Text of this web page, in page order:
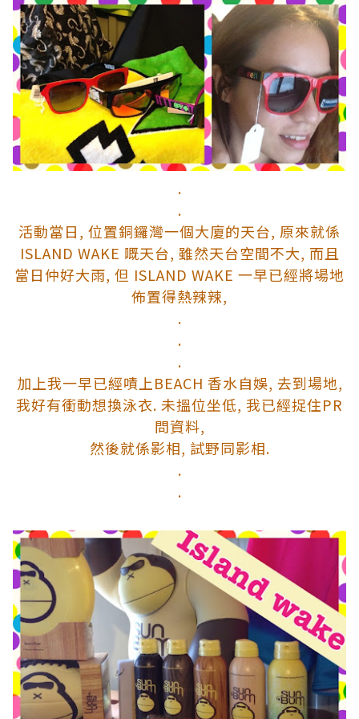
.
.
活動當日, 位置銅鑼灣一個大廈的天台, 原來就係
ISLAND WAKE 嘅天台, 雖然天台空間不大, 而且
當日仲好大雨, 但 ISLAND WAKE 一早已經將場地
佈置得熱辣辣,
.
.
.
加上我一早已經嘖上BEACH 香水自娛, 去到場地,
我好有衝動想換泳衣. 未搵位坐低, 我已經捉住PR
問資料,
然後就係影相, 試野同影相.
.
.